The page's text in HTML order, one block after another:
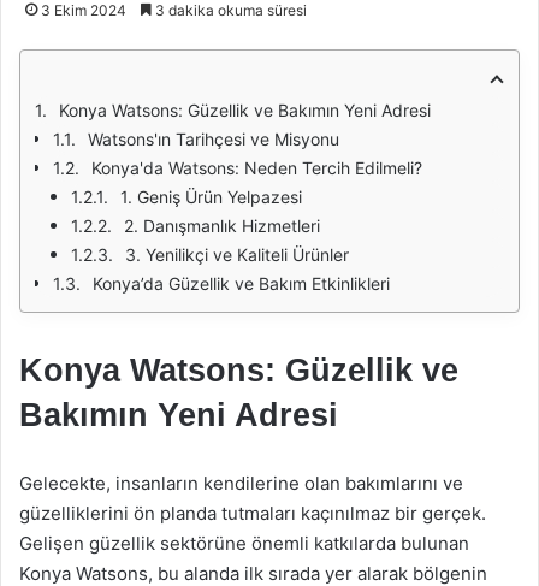
3 Ekim 2024 3 dakika okuma süresi
Konya Watsons: Güzellik ve Bakımın Yeni Adresi
Watsons'ın Tarihçesi ve Misyonu
Konya'da Watsons: Neden Tercih Edilmeli?
1. Geniş Ürün Yelpazesi
2. Danışmanlık Hizmetleri
3. Yenilikçi ve Kaliteli Ürünler
Konya’da Güzellik ve Bakım Etkinlikleri
Konya Watsons: Güzellik ve
Bakımın Yeni Adresi
Gelecekte, insanların kendilerine olan bakımlarını ve
güzelliklerini ön planda tutmaları kaçınılmaz bir gerçek.
Gelişen güzellik sektörüne önemli katkılarda bulunan
Konya Watsons, bu alanda ilk sırada yer alarak bölgenin